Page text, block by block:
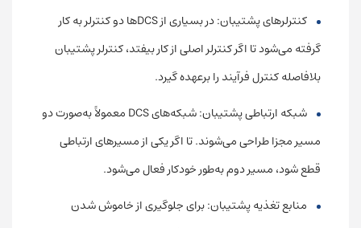
کنترلرهای پشتیبان: در بسیاری از DCSها دو کنترلر به کار
گرفته می‌شود تا اگر کنترلر اصلی از کار بیفتد، کنترلر پشتیبان
بلافاصله کنترل فرآیند را برعهده گیرد.
شبکه ارتباطی پشتیبان: شبکه‌های DCS معمولاً به‌صورت دو
مسیر مجزا طراحی می‌شوند. تا اگر یکی از مسیرهای ارتباطی
قطع شود، مسیر دوم به‌طور خودکار فعال می‌شود.
منابع تغذیه پشتیبان: برای جلوگیری از خاموش شدن